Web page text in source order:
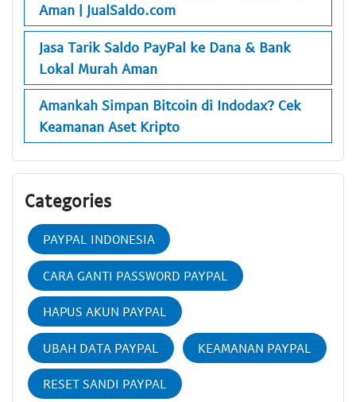
Aman | JualSaldo.com
Jasa Tarik Saldo PayPal ke Dana & Bank
Lokal Murah Aman
Amankah Simpan Bitcoin di Indodax? Cek
Keamanan Aset Kripto
Categories
PAYPAL INDONESIA
CARA GANTI PASSWORD PAYPAL
HAPUS AKUN PAYPAL
UBAH DATA PAYPAL KEAMANAN PAYPAL
RESET SANDI PAYPAL